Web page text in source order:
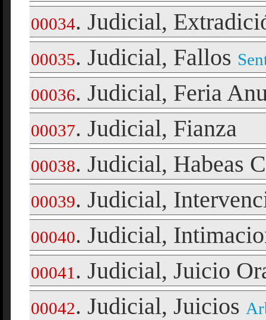
00034. Judicial,
00035. Judicial, Fallos
00036. Judicial, Feria
00037. Judicial, Fianza
00038. Judicial, Habeas
00039. Judicial,
00040. Judicial,
00041 . Judicial, Juicio
00042. Judicial, Juicios